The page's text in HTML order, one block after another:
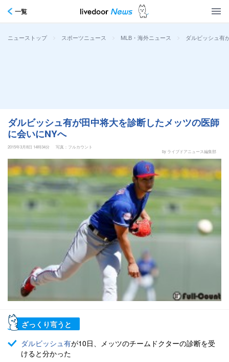
一覧
ニューストップ > スポーツニュース > MLB・海外ニュース > ダルビッシュ有
ダルビッシュ有が田中将大を診断したメッツの医師
に会いにNYへ
2015年3月8日 14時34分
写真：フルカウント
by ライブドアニュース編集部
ざっくり言うと
ダルビッシュ有が10日、メッツのチームドクターの診断を受
けると分かった